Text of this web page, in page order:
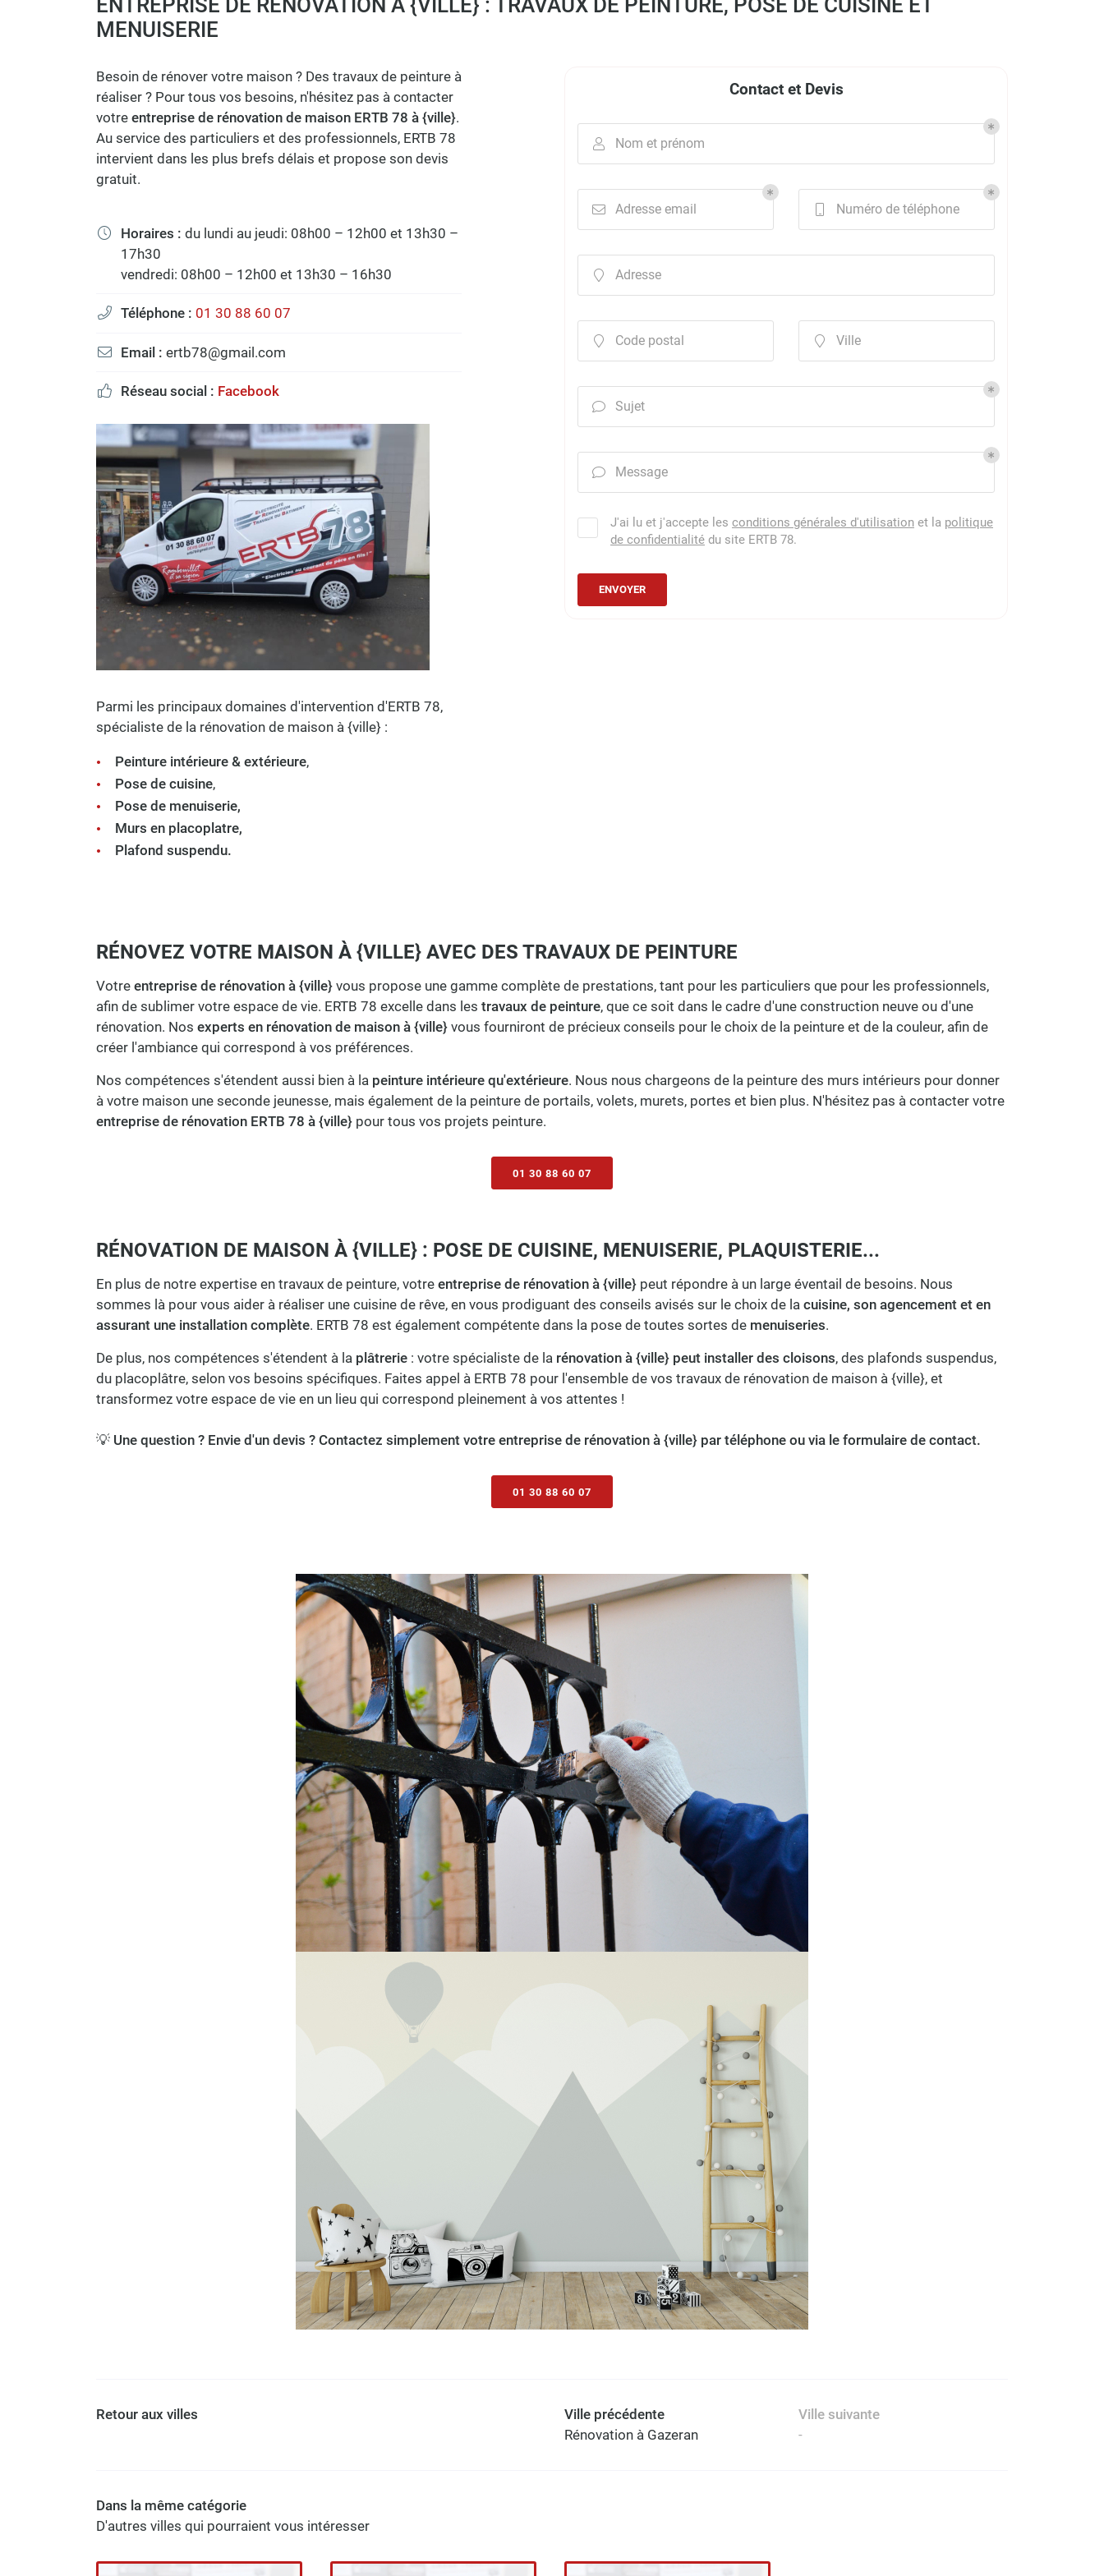
à l'adresse email indiqué ci-dessus. Vous pouvez vous désinscrire à tout moment
en utilisantle formulaire de désinscription
ENTREPRISE DE RÉNOVATION À {VILLE} : TRAVAUX DE PEINTURE, POSE DE CUISINE ET
MENUISERIE
Besoin de rénover votre maison ? Des travaux de peinture à
réaliser ? Pour tous vos besoins, n'hésitez pas à contacter
votre entreprise de rénovation de maison ERTB 78 à {ville}.
Au service des particuliers et des professionnels, ERTB 78
intervient dans les plus brefs délais et propose son devis
gratuit.
 Horaires : du lundi au jeudi: 08h00 – 12h00 et 13h30 –
17h30
vendredi: 08h00 – 12h00 et 13h30 – 16h30
 Téléphone : 01 30 88 60 07
 Email : ertb78@gmail.com
 Réseau social : Facebook
Parmi les principaux domaines d'intervention d'ERTB 78,
spécialiste de la rénovation de maison à {ville} :
Peinture intérieure & extérieure,
Pose de cuisine,
Pose de menuiserie,
Murs en placoplatre,
Plafond suspendu.
Contact et Devis
 Nom et prénom
 Adresse email Numéro de téléphone
 Adresse
 Code postal  Ville
 Sujet
 Message
J'ai lu et j'accepte les conditions générales d'utilisation et la politique
de confidentialité du site ERTB 78.
ENVOYER
RÉNOVEZ VOTRE MAISON À {VILLE} AVEC DES TRAVAUX DE PEINTURE
Votre entreprise de rénovation à {ville} vous propose une gamme complète de prestations, tant pour les particuliers que pour les professionnels,
afin de sublimer votre espace de vie. ERTB 78 excelle dans les travaux de peinture, que ce soit dans le cadre d'une construction neuve ou d'une
rénovation. Nos experts en rénovation de maison à {ville} vous fourniront de précieux conseils pour le choix de la peinture et de la couleur, afin de
créer l'ambiance qui correspond à vos préférences.
Nos compétences s'étendent aussi bien à la peinture intérieure qu'extérieure. Nous nous chargeons de la peinture des murs intérieurs pour donner
à votre maison une seconde jeunesse, mais également de la peinture de portails, volets, murets, portes et bien plus. N'hésitez pas à contacter votre
entreprise de rénovation ERTB 78 à {ville} pour tous vos projets peinture.
01 30 88 60 07
RÉNOVATION DE MAISON À {VILLE} : POSE DE CUISINE, MENUISERIE, PLAQUISTERIE...
En plus de notre expertise en travaux de peinture, votre entreprise de rénovation à {ville} peut répondre à un large éventail de besoins. Nous
sommes là pour vous aider à réaliser une cuisine de rêve, en vous prodiguant des conseils avisés sur le choix de la cuisine, son agencement et en
assurant une installation complète. ERTB 78 est également compétente dans la pose de toutes sortes de menuiseries.
De plus, nos compétences s'étendent à la plâtrerie : votre spécialiste de la rénovation à {ville} peut installer des cloisons, des plafonds suspendus,
du placoplâtre, selon vos besoins spécifiques. Faites appel à ERTB 78 pour l'ensemble de vos travaux de rénovation de maison à {ville}, et
transformez votre espace de vie en un lieu qui correspond pleinement à vos attentes !
💡 Une question ? Envie d'un devis ? Contactez simplement votre entreprise de rénovation à {ville} par téléphone ou via le formulaire de contact.
01 30 88 60 07
Retour aux villes
Ville précédente
Rénovation à Gazeran
Ville suivante
-
Dans la même catégorie
D'autres villes qui pourraient vous intéresser